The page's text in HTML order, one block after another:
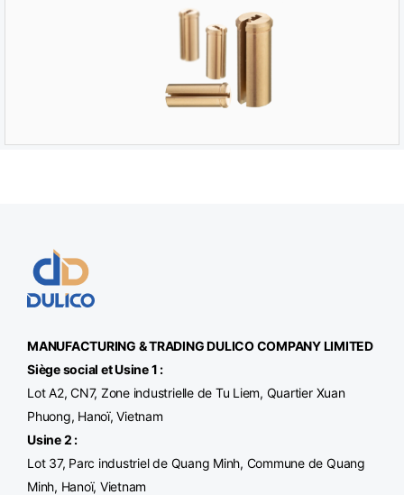
MANUFACTURING & TRADINGDULICOCOMPANY LIMITED
Siège social et Usine 1 :
Lot A2, CN7, Zone industrielle de Tu Liem, Quartier Xuan
Phuong, Hanoï, Vietnam
Usine 2 :
Lot 37, Parc industriel de Quang Minh, Commune de Quang
Minh, Hanoï, Vietnam